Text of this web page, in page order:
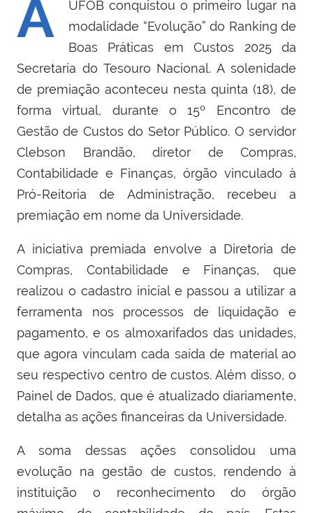
A
UFOB conquistou o primeiro lugar na
modalidade “Evolução” do Ranking de
Boas Práticas em Custos 2025 da
Secretaria do Tesouro Nacional. A solenidade
de premiação aconteceu nesta quinta (18), de
forma virtual, durante o 15º Encontro de
Gestão de Custos do Setor Público. O servidor
Clebson Brandão, diretor de Compras,
Contabilidade e Finanças, órgão vinculado à
Pró-Reitoria de Administração, recebeu a
premiação em nome da Universidade.
A iniciativa premiada envolve a Diretoria de
Compras, Contabilidade e Finanças, que
realizou o cadastro inicial e passou a utilizar a
ferramenta nos processos de liquidação e
pagamento, e os almoxarifados das unidades,
que agora vinculam cada saída de material ao
seu respectivo centro de custos. Além disso, o
Painel de Dados, que é atualizado diariamente,
detalha as ações financeiras da Universidade.
A soma dessas ações consolidou uma
evolução na gestão de custos, rendendo à
instituição o reconhecimento do órgão